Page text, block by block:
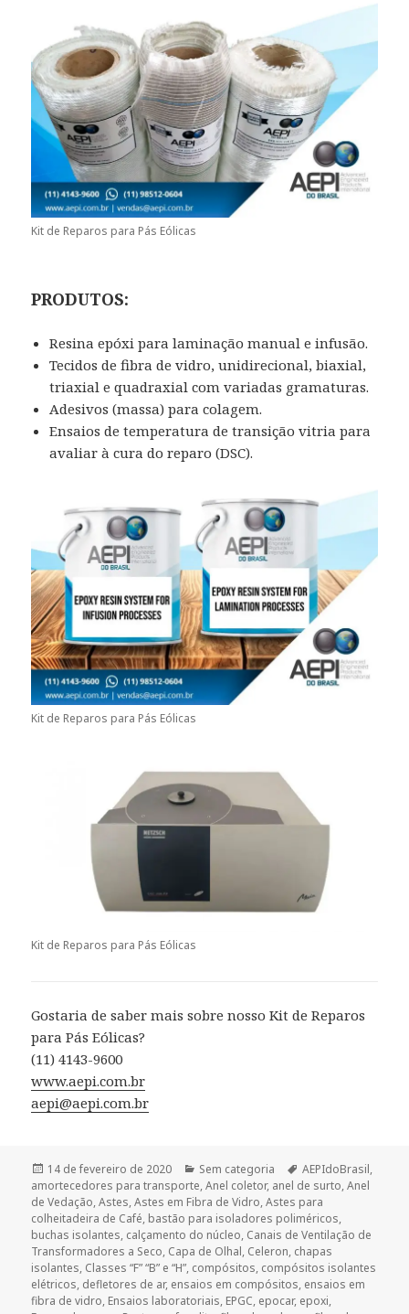
Kit de Reparos para Pás Eólicas
PRODUTOS:
Resina epóxi para laminação manual e infusão.
Tecidos de fibra de vidro, unidirecional, biaxial,
triaxial e quadraxial com variadas gramaturas.
Adesivos (massa) para colagem.
Ensaios de temperatura de transição vitria para
avaliar à cura do reparo (DSC).
Kit de Reparos para Pás Eólicas
Kit de Reparos para Pás Eólicas
Gostaria de saber mais sobre nosso Kit de Reparos
para Pás Eólicas?
(11) 4143-9600
www.aepi.com.br
aepi@aepi.com.br
Publicado
em
14 de fevereiro de 2020 Categorias
Sem categoria Tags
AEPIdoBrasil,
amortecedores para transporte,Anel coletor, anel de surto,Anel
de Vedação,Astes,Astes em Fibra de Vidro,Astes para
colheitadeira de Café, bastão para isoladores poliméricos,
buchas isolantes, calçamento do núcleo, Canais de Ventilação de
Transformadores a Seco, Capa de Olhal, Celeron, chapas
isolantes, Classes “F” “B” e “H”, compósitos, compósitos isolantes
elétricos, defletores de ar, ensaios em compósitos, ensaios em
fibra de vidro, Ensaios laboratoriais, EPGC, epocar, epoxi,